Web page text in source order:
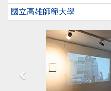
國立高雄師範大學
Previous